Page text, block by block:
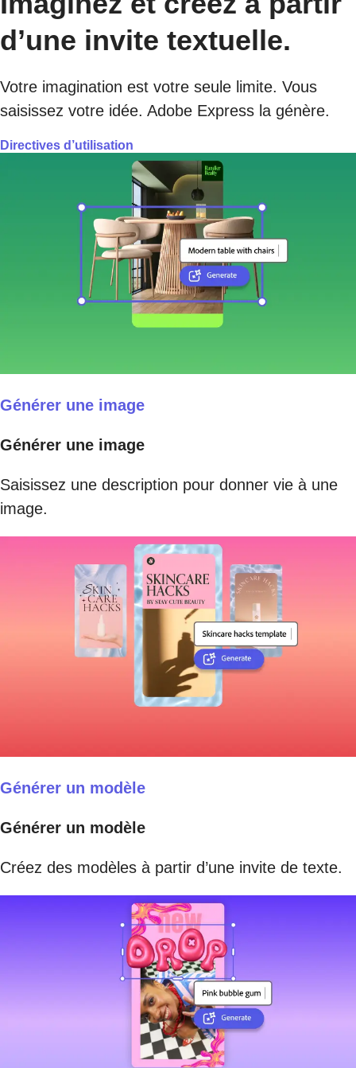
d’une invite textuelle.
Votre imagination est votre seule limite. Vous
saisissez votre idée. Adobe Express la génère.
Directives d’utilisation
Générer une image
Générer une image
Saisissez une description pour donner vie à une
image.
Générer un modèle
Générer un modèle
Créez des modèles à partir d’une invite de texte.